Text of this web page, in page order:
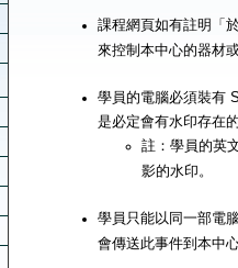
課程網頁如有註明「
來控制本中心的器材
學員的電腦必須裝有
是必定會有水印存在
註：學員的英
影的水印。
學員只能以同一部電
會傳送此事件到本中